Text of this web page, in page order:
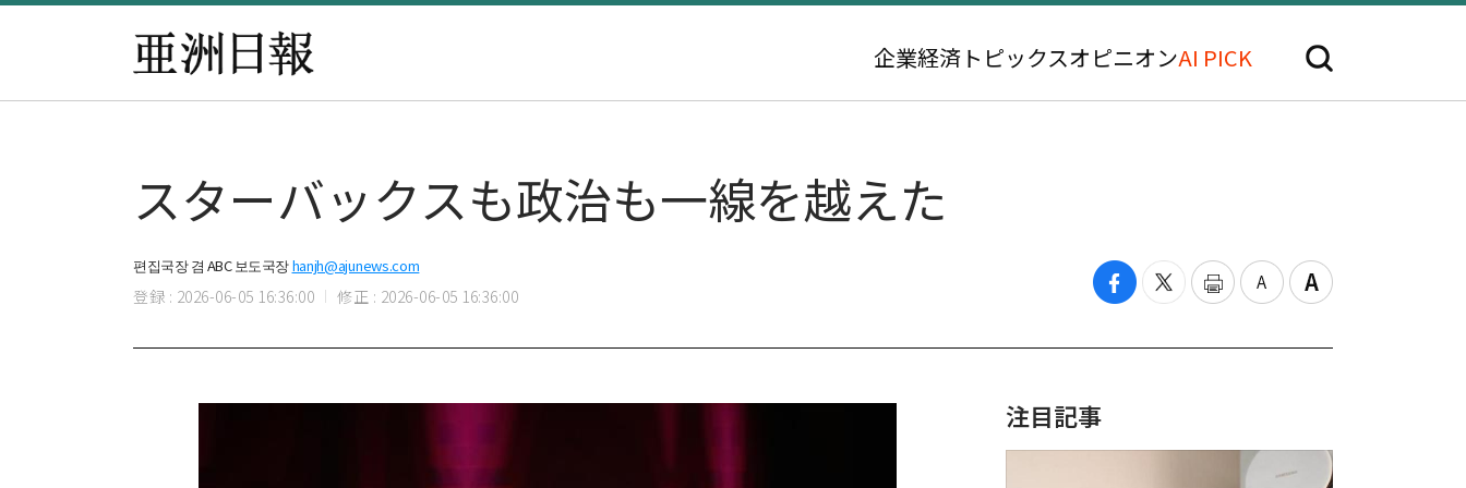
企業経済 トピックスオピニオンAI PICK
スターバックスも政治も一線を越えた
편집국장 겸 ABC 보도국장hanjh@ajunews.com
登録 : 2026-06-05 16:36:00 修正 : 2026-06-05 16:36:00
注目記事